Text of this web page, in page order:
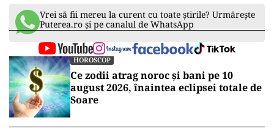
Vrei să fii mereu la curent cu toate știrile? Urmărește
Puterea.ro și pe canalul de WhatsApp
HOROSCOP
Ce zodii atrag noroc și bani pe 10
august 2026, înaintea eclipsei totale de
Soare